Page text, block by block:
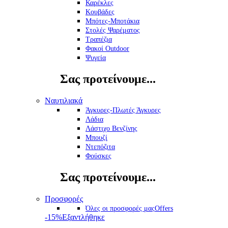
Καρέκλες
Κουβάδες
Μπότες-Μποτάκια
Στολές Ψαρέματος
Τραπέζια
Φακοί Outdoor
Ψυγεία
Σας προτείνουμε...
Ναυτιλιακά
Άγκυρες-Πλωτές Άγκυρες
Λάδια
Λάστιχο Βενζίνης
Μπουζί
Ντεπόζιτα
Φούσκες
Σας προτείνουμε...
Προσφορές
Όλες οι προσφορές μαςOffers
-15%Εξαντλήθηκε